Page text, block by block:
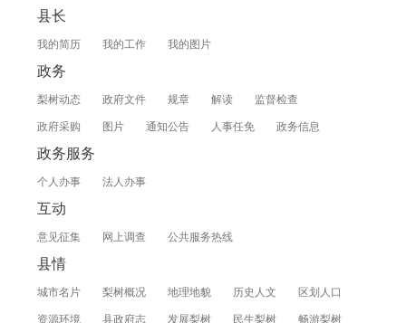
县长
我的简历 我的工作 我的图片
政务
梨树动态 政府文件 规章 解读 监督检查
政府采购 图片 通知公告 人事任免 政务信息
政务服务
个人办事 法人办事
互动
意见征集 网上调查 公共服务热线
县情
城市名片 梨树概况 地理地貌 历史人文 区划人口
资源环境 县政府志 发展梨树 民生梨树 畅游梨树